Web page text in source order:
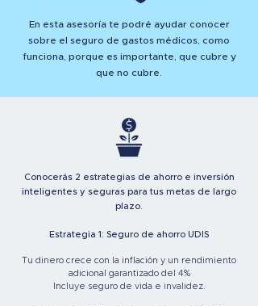
En esta asesoría te podré ayudar conocer
sobre el seguro de gastos médicos, como
funciona, porque es importante, que cubre y
que no cubre.
Conocerás 2 estrategias de ahorro e inversión
inteligentes y seguras para tus metas de largo
plazo.
Estrategia 1: Seguro de ahorro UDIS
Tu dinero crece con la inflación y un rendimiento
adicional garantizado del 4%
Incluye seguro de vida e invalidez.